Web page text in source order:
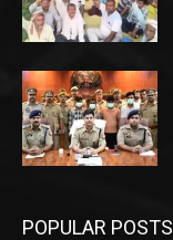
POPULAR POSTS